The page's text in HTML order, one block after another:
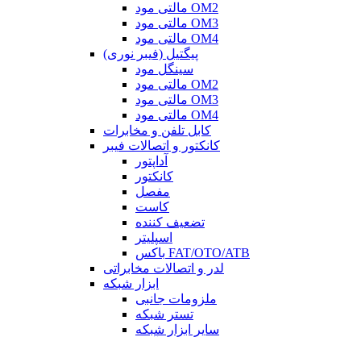
مالتی مود OM2
مالتی مود OM3
مالتی مود OM4
پیگتیل (فیبر نوری)
سینگل مود
مالتی مود OM2
مالتی مود OM3
مالتی مود OM4
کابل تلفن و مخابرات
کانکتور و اتصالات فیبر
آداپتور
کانکتور
مفصل
کاست
تضعیف کننده
اسپلیتر
باکس FAT/OTO/ATB
لدر و اتصالات مخابراتی
ابزار شبکه
ملزومات جانبی
تستر شبکه
سایر ابزار شبکه